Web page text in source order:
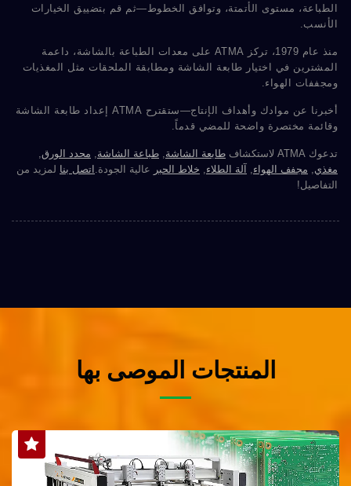
الطباعة، مستوى الأتمتة، وتوافق الخطوط—ثم قم بتضييق الخيارات
الأنسب.
منذ عام 1979، تركز ATMA على معدات الطباعة بالشاشة، داعمة
المشترين في اختيار طابعة الشاشة ومطابقة الملحقات مثل المغذيات
ومجففات الهواء.
أخبرنا عن موادك وأهداف الإنتاج—ستقترح ATMA إعداد طابعة الشاشة
وقائمة مختصرة واضحة للمضي قدماً.
تدعوك ATMA لاستكشاف طابعة الشاشة, طباعة الشاشة, محدد الورق,
مغذي, مجفف الهواء, آلة الطلاء, خلاط الحبر عالية الجودة. اتصل بنا لمزيد من
التفاصيل!
المنتجات الموصى بها